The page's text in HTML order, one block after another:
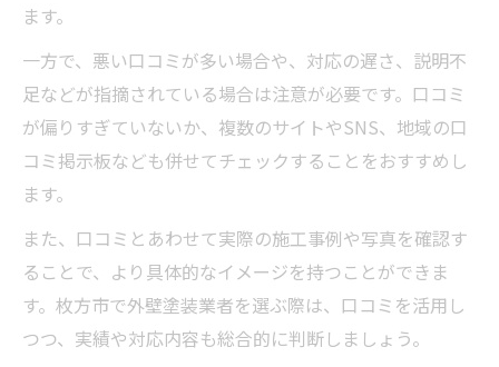
ます。
一方で、悪い口コミが多い場合や、対応の遅さ、説明不
足などが指摘されている場合は注意が必要です。口コミ
が偏りすぎていないか、複数のサイトやSNS、地域の口
コミ掲示板なども併せてチェックすることをおすすめし
ます。
また、口コミとあわせて実際の施工事例や写真を確認す
ることで、より具体的なイメージを持つことができま
す。枚方市で外壁塗装業者を選ぶ際は、口コミを活用し
つつ、実績や対応内容も総合的に判断しましょう。